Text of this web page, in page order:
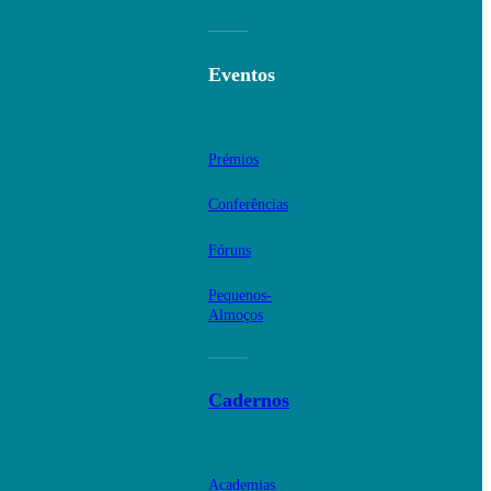
Eventos
Prémios
Conferências
Fóruns
Pequenos-
Almoços
Cadernos
Academias